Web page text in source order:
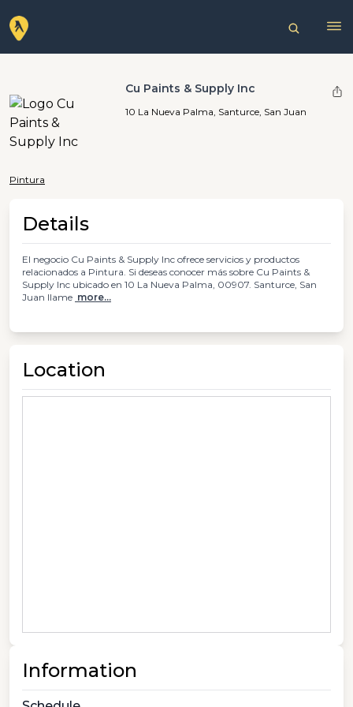
Cu Paints & Supply Inc
10 La Nueva Palma, Santurce, San Juan
Pintura
Details
El negocio Cu Paints & Supply Inc ofrece servicios y productos
relacionados a Pintura. Si deseas conocer más sobre Cu Paints &
Supply Inc ubicado en 10 La Nueva Palma, 00907. Santurce, San
Juan llame more...
Location
Information